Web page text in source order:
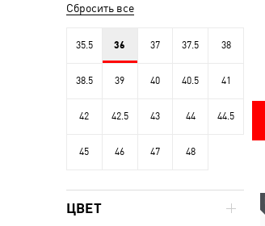
Сбросить все
35.5 36 37 37.5 38
38.5 39 40 40.5 41
42 42.5 43 44 44.5
45 46 47 48
ЦВЕТ